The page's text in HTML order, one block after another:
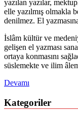
yazılan yazılar,
elle yazılmış olmakla
denilmez. El
İslâm kültür ve
gelişen el yazması
ortaya konmasını
süslemekte ve ilim
Devamı
Kategoriler